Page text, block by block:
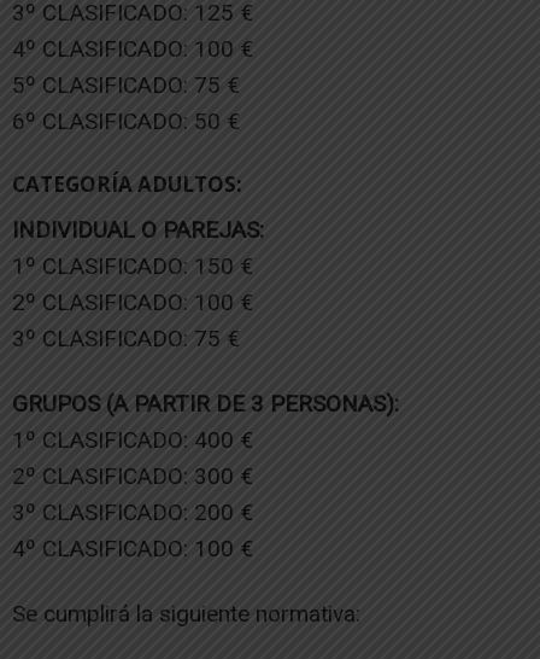
3º CLASIFICADO: 125 €
4º CLASIFICADO: 100 €
5º CLASIFICADO: 75 €
6º CLASIFICADO: 50 €
CATEGORÍA ADULTOS:
INDIVIDUAL O PAREJAS:
1º CLASIFICADO: 150 €
2º CLASIFICADO: 100 €
3º CLASIFICADO: 75 €
GRUPOS (A PARTIR DE 3 PERSONAS):
1º CLASIFICADO: 400 €
2º CLASIFICADO: 300 €
3º CLASIFICADO: 200 €
4º CLASIFICADO: 100 €
Se cumplirá la siguiente normativa: